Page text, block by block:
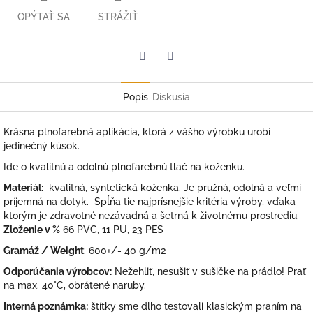
OPÝTAŤ SA STRÁŽIŤ
Popis Diskusia
Krásna plnofarebná aplikácia, ktorá z vášho výrobku urobí
jedinečný kúsok.
Ide o kvalitnú a odolnú plnofarebnú tlač na koženku.
Materiál: kvalitná, syntetická koženka. Je pružná, odolná a veľmi
príjemná na dotyk. Spĺňa tie najprísnejšie kritéria výroby, vďaka
ktorým je zdravotné nezávadná a šetrná k životnému prostrediu.
Zloženie v % 66 PVC, 11 PU, 23 PES
Gramáž / Weight: 600+/- 40 g/m2
Odporúčania výrobcov: Nežehliť, nesušiť v sušičke na prádlo! Prať
na max. 40°C, obrátené naruby.
Interná poznámka: štítky sme dlho testovali klasickým praním na